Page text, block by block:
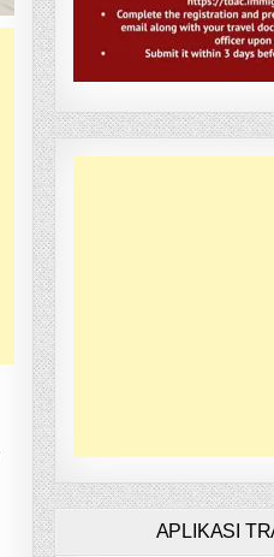
APLIKASI